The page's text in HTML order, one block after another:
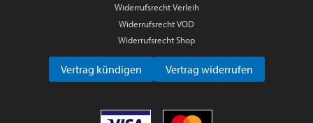
Widerrufsrecht Verleih
Widerrufsrecht VOD
Widerrufsrecht Shop
Vertrag kündigen Vertrag widerrufen